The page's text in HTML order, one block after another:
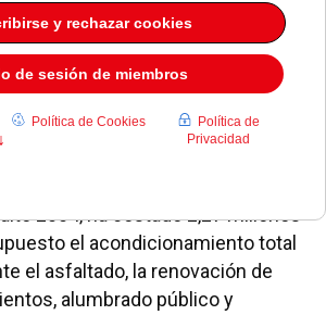
Jesús Sepúlveda, la concejal
Estrada y miembros de la
de remodelación del Camino de
2004, ha costado 2,27 millones
el acondicionamiento total
el asfaltado, la renovación de
alumbrado público y